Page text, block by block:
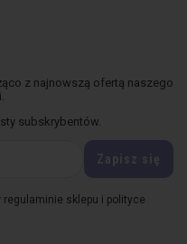
z najnowszą ofertą naszego
sklepu i polityce